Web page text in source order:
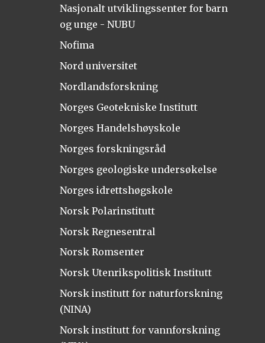
Nasjonalt utviklingssenter for barn
og unge - NUBU
Nofima
Nord universitet
Nordlandsforskning
Norges Geotekniske Institutt
Norges Handelshøyskole
Norges forskningsråd
Norges geologiske undersøkelse
Norges idrettshøgskole
Norsk Polarinstitutt
Norsk Regnesentral
Norsk Romsenter
Norsk Utenrikspolitisk Institutt
Norsk institutt for naturforskning
(NINA)
Norsk institutt for vannforskning